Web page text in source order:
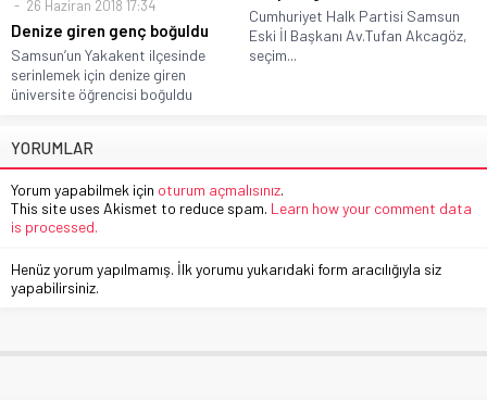
26 Haziran 2018 17:34
Denize giren genç boğuldu
Samsun’un Yakakent ilçesinde
serinlemek için denize giren
üniversite öğrencisi boğuldu
Cumhuriyet Halk Partisi Samsun
Eski İl Başkanı Av.Tufan Akcagöz,
seçim...
YORUMLAR
Yorum yapabilmek için oturum açmalısınız.
This site uses Akismet to reduce spam. Learn how your comment data
is processed.
Henüz yorum yapılmamış. İlk yorumu yukarıdaki form aracılığıyla siz
yapabilirsiniz.